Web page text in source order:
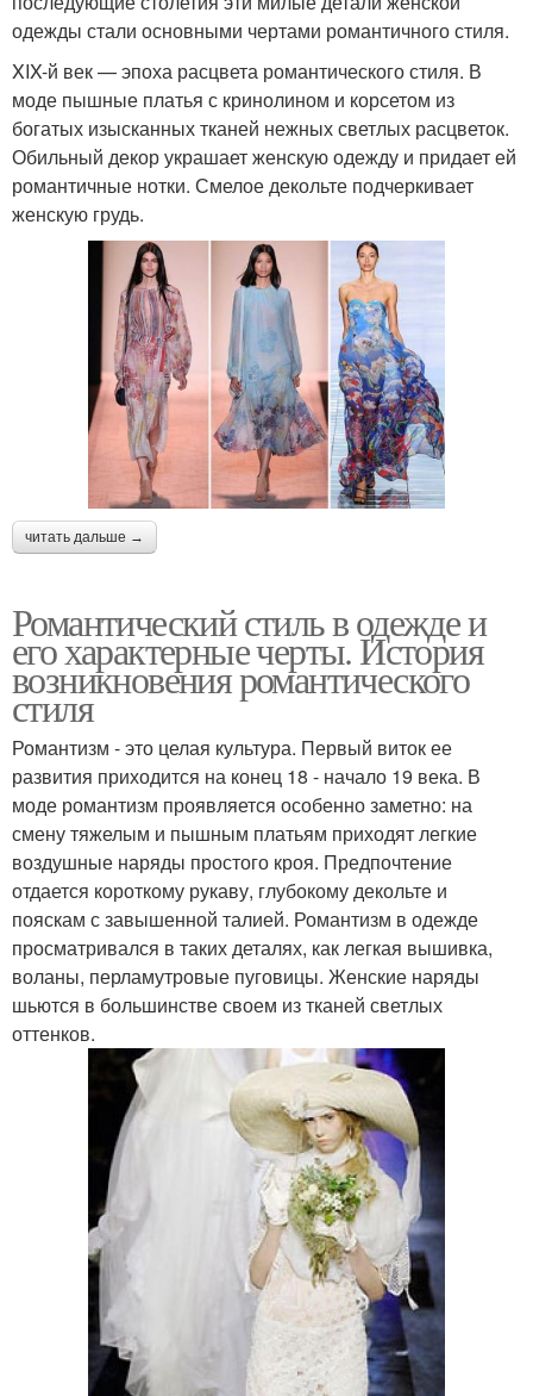
одежды стали основными чертами романтичного стиля.
XIX-й век — эпоха расцвета романтического стиля. В
моде пышные платья с кринолином и корсетом из
богатых изысканных тканей нежных светлых расцветок.
Обильный декор украшает женскую одежду и придает ей
романтичные нотки. Смелое декольте подчеркивает
женскую грудь.
читать дальше →
Романтический стиль в одежде и
его характерные черты. История
возникновения романтического
стиля
Романтизм - это целая культура. Первый виток ее
развития приходится на конец 18 - начало 19 века. В
моде романтизм проявляется особенно заметно: на
смену тяжелым и пышным платьям приходят легкие
воздушные наряды простого кроя. Предпочтение
отдается короткому рукаву, глубокому декольте и
пояскам с завышенной талией. Романтизм в одежде
просматривался в таких деталях, как легкая вышивка,
воланы, перламутровые пуговицы. Женские наряды
шьются в большинстве своем из тканей светлых
оттенков.